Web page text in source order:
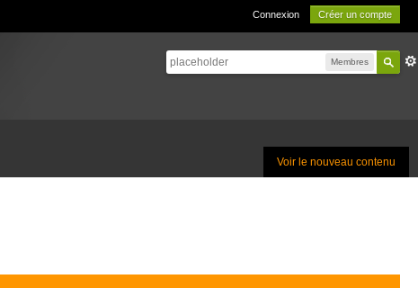
Connexion Créer un compte
Membres
Voir le nouveau contenu